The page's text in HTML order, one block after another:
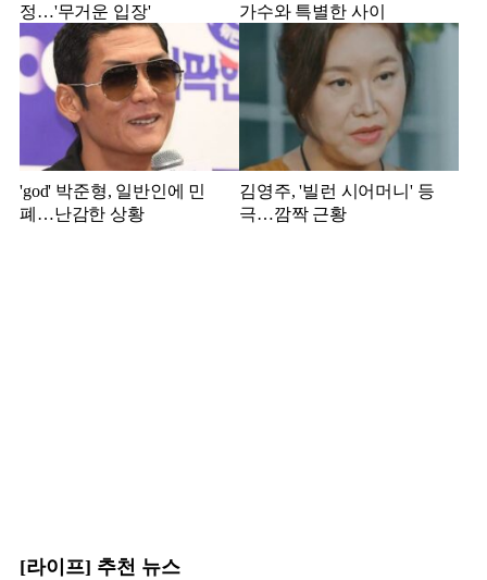
정…'무거운 입장'
가수와 특별한 사이
'god' 박준형, 일반인에 민
폐…난감한 상황
김영주, '빌런 시어머니' 등
극…깜짝 근황
[라이프] 추천 뉴스